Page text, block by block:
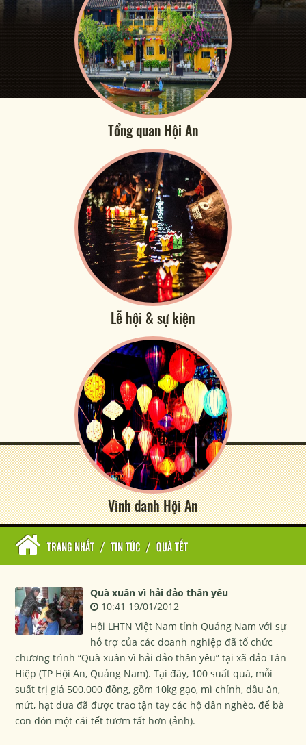
Tổng quan Hội An
Lễ hội & sự kiện
Vinh danh Hội An
TRANG NHẤT / TIN TỨC / QUÀ TẾT
Quà xuân vì hải đảo thân yêu
10:41 19/01/2012
Hội LHTN Việt Nam tỉnh Quảng Nam với sự
hỗ trợ của các doanh nghiệp đã tổ chức
chương trình “Quà xuân vì hải đảo thân yêu” tại xã đảo Tân
Hiệp (TP Hội An, Quảng Nam). Tại đây, 100 suất quà, mỗi
suất trị giá 500.000 đồng, gồm 10kg gạo, mì chính, dầu ăn,
mứt, hạt dưa đã được trao tận tay các hộ dân nghèo, để bà
con đón một cái tết tươm tất hơn (ảnh).